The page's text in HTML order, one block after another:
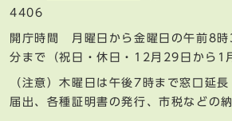
4406
開庁時間 月曜日から金曜日の午前8
分まで（祝日・休日・12月29日から1
（注意）木曜日は午後7時まで窓口延
届出、各種証明書の発行、市税などの納